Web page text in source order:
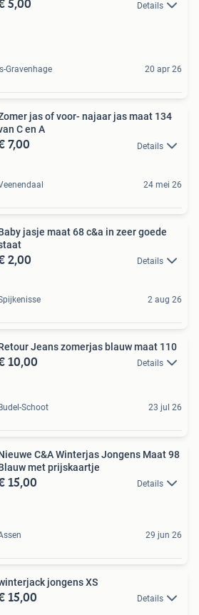
Details
Gravenhage 20 apr 26
jas of voor- najaar jas maat 134
C en A
7,00 Details
24 mei 26
jasje maat 68 c&a in zeer goede
2,00 Details
2 aug 26
Jeans zomerjas blauw maat 110
10,00 Details
Schoot 23 jul 26
C&A Winterjas Jongens Maat 98
met prijskaartje
15,00 Details
29 jun 26
jongens XS
15,00 Details